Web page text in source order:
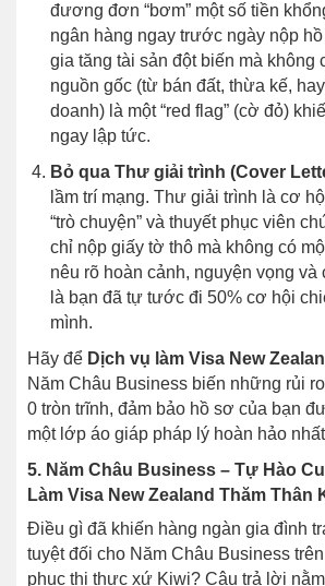
đương đơn “bơm” một số tiền
ngân hàng ngay trước ngày nộp
gia tăng tài sản đột biến mà không
nguồn gốc (từ bán đất, thừa kế,
doanh) là một “red flag” (cờ đỏ)
ngay lập tức.
Bỏ qua Thư giải trình (Cover
lầm trí mạng. Thư giải trình là cơ
“trò chuyện” và thuyết phục viên
chỉ nộp giấy tờ thô mà không có
nêu rõ hoàn cảnh, nguyện vọng và
là bạn đã tự tước đi 50% cơ hội
mình.
Hãy để Dịch vụ làm Visa New
Năm Châu Business biến những rủi
0 tròn trĩnh, đảm bảo hồ sơ của bạn
một lớp áo giáp pháp lý hoàn hảo
5. Năm Châu Business – Tự Hào
Làm Visa New Zealand Thăm Thân
Điều gì đã khiến hàng ngàn gia đình
tuyệt đối cho Năm Châu Business
phục thị thực xứ Kiwi? Câu trả lời